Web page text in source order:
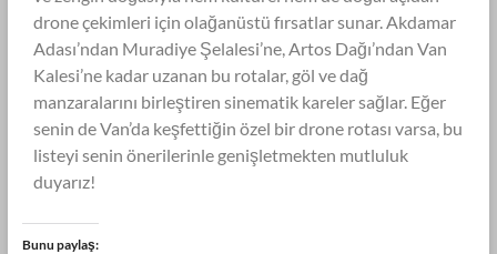
drone çekimleri için olağanüstü fırsatlar sunar. Akdamar
Adası’ndan Muradiye Şelalesi’ne, Artos Dağı’ndan Van
Kalesi’ne kadar uzanan bu rotalar, göl ve dağ
manzaralarını birleştiren sinematik kareler sağlar. Eğer
senin de Van’da keşfettiğin özel bir drone rotası varsa, bu
listeyi senin önerilerinle genişletmekten mutluluk
duyarız!
Bunu paylaş: